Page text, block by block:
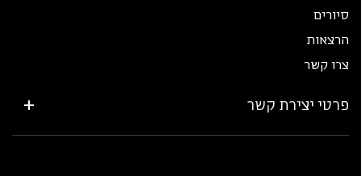
סיורים
הרצאות
צרו קשר
פרטי יצירת קשר